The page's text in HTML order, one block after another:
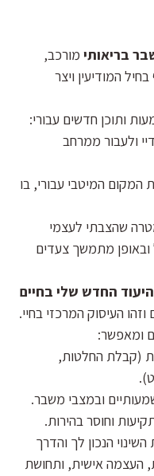
בריאותי מורכב,
המודיעין ויצר
ותוכן חדשים עבורי:
ולעבור ממרחב
המקום המיטבי עבורי, בו
שהצבתי לעצמי
ובאופן מתמשך צעדים
היעוד החדש שלי בחיים
העיסוק המרכזי בחיי.
ומאפשר:
(קבלת החלטות,
ובמצבי משבר.
וחוסר בהירות.
הנכון לך והדרך
העצמה אישית, ותחושת